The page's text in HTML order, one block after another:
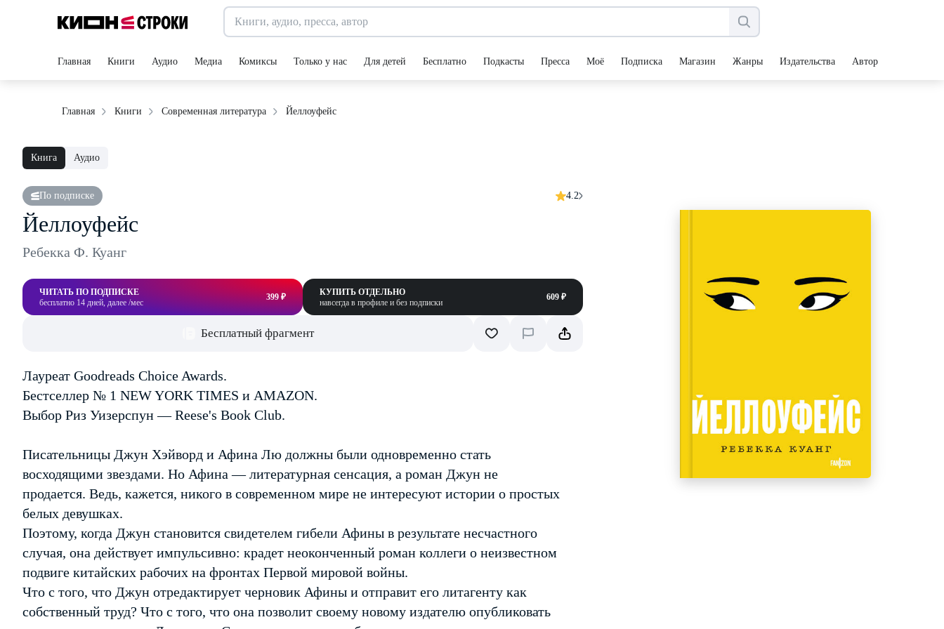
Главная Книги Аудио Медиа Комиксы Только у нас Для детей Бесплатно Подкасты Пресса Моё Подписка Магазин Жанры Издательства Авторы
Главная Книги Современная литература Йеллоуфейс
Книга Аудио
По подписке 4.2
Йеллоуфейс
Ребекка Ф. Куанг
ЧИТАТЬ ПО ПОДПИСКЕ
бесплатно 14 дней, далее /мес
399 ₽
КУПИТЬ ОТДЕЛЬНО
навсегда в профиле и без подписки
609 ₽
Бесплатный фрагмент
Лауреат Goodreads Choice Awards.
Бестселлер № 1 NEW YORK TIMES и AMAZON.
Выбор Риз Уизерспун — Reese's Book Club.
Писательницы Джун Хэйворд и Афина Лю должны были одновременно стать
восходящими звездами. Но Афина — литературная сенсация, а роман Джун не
продается. Ведь, кажется, никого в современном мире не интересуют истории о простых
белых девушках.
Поэтому, когда Джун становится свидетелем гибели Афины в результате несчастного
случая, она действует импульсивно: крадет неоконченный роман коллеги о неизвестном
подвиге китайских рабочих на фронтах Первой мировой войны.
Что с того, что Джун отредактирует черновик Афины и отправит его литагенту как
собственный труд? Что с того, что она позволит своему новому издателю опубликовать